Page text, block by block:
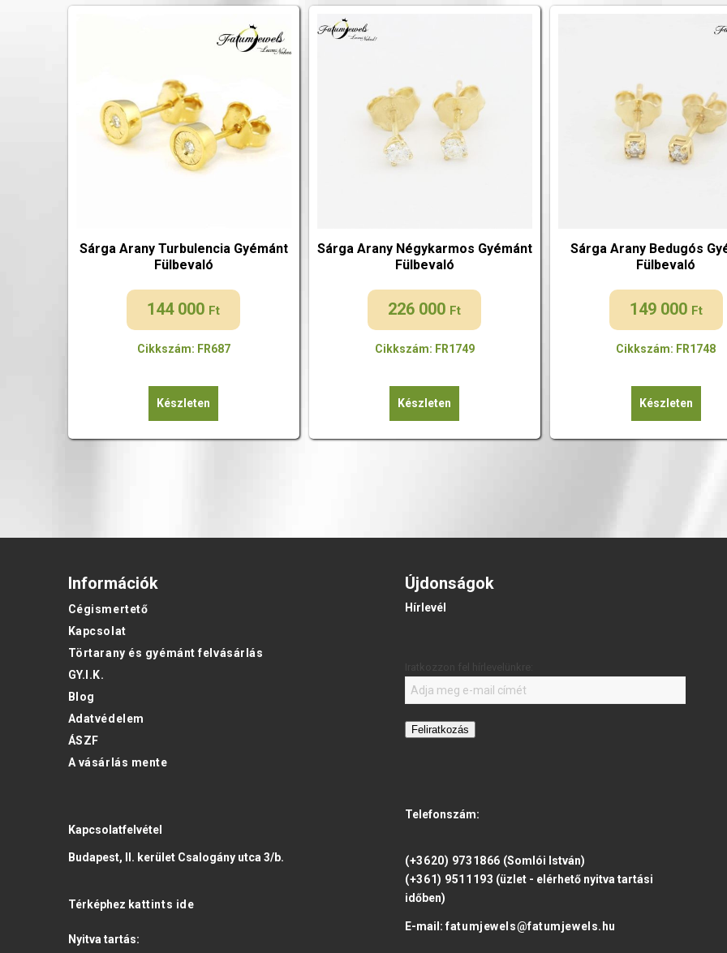
Sárga Arany Turbulencia Gyémánt
Fülbevaló
144 000 Ft
Cikkszám: FR687
Készleten
Sárga Arany Négykarmos Gyémánt
Fülbevaló
226 000 Ft
Cikkszám: FR1749
Készleten
Sárga Arany Bedugós
Fülbevaló
149 000 Ft
Cikkszám: FR1748
Készleten
Információk
Cégismertető
Kapcsolat
Törtarany és gyémánt felvásárlás
GY.I.K.
Blog
Adatvédelem
ÁSZF
A vásárlás mente
Kapcsolatfelvétel
Budapest, II. kerület Csalogány utca 3/b.
Térképhez kattints ide
Nyitva tartás:
Újdonságok
Hírlevél
Feliratkozás
Telefonszám:
(+3620) 9731866 (Somlói István)
(+361) 9511193 (üzlet - elérhető nyitva tartási
időben)
E-mail:fatumjewels@fatumjewels.hu